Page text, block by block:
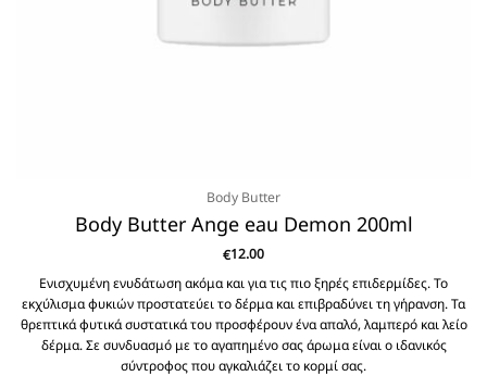
Body Butter
Body Butter Ange eau Demon 200ml
€12.00
Ενισχυμένη ενυδάτωση ακόμα και για τις πιο ξηρές επιδερμίδες. Το
εκχύλισμα φυκιών προστατεύει το δέρμα και επιβραδύνει τη γήρανση. Τα
θρεπτικά φυτικά συστατικά του προσφέρουν ένα απαλό, λαμπερό και λείο
δέρμα. Σε συνδυασμό με το αγαπημένο σας άρωμα είναι ο ιδανικός
σύντροφος που αγκαλιάζει το κορμί σας.